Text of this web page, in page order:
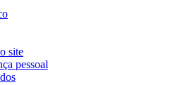
site
pessoal